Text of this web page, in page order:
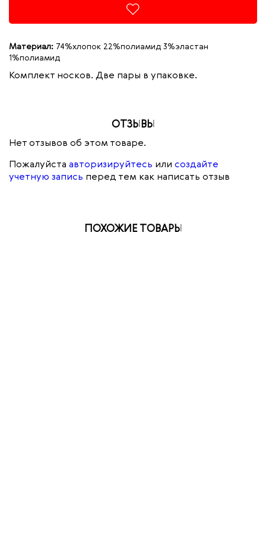
Материал: 74%хлопок 22%полиамид 3%эластан
1%полиамид
Комплект носков. Две пары в упаковке.
ОТЗЫВЫ
Нет отзывов об этом товаре.
Пожалуйста авторизируйтесь или создайте
учетную запись перед тем как написать отзыв
ПОХОЖИЕ ТОВАРЫ